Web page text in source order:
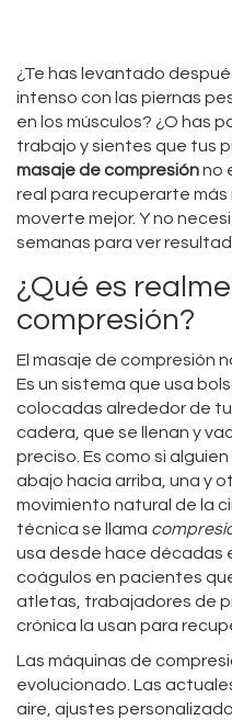
¿Te has levantado
intenso con las piernas
en los músculos? ¿O has
trabajo y sientes que tus
masaje de compresiónno
real para recuperarte más
moverte mejor. Y no
semanas para ver
¿Qué es
compresión?
El masaje de compresión
Es un sistema que usa
colocadas alrededor de
cadera, que se llenan y
preciso. Es como si
abajo hacia arriba, una y
movimiento natural de la
técnica se llama
usa desde hace décadas
coágulos en pacientes
atletas, trabajadores de
crónica la usan para
Las máquinas de
evolucionado. Las
aire, ajustes